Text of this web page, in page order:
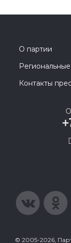
О партии
Контакты
© 2005-2026,